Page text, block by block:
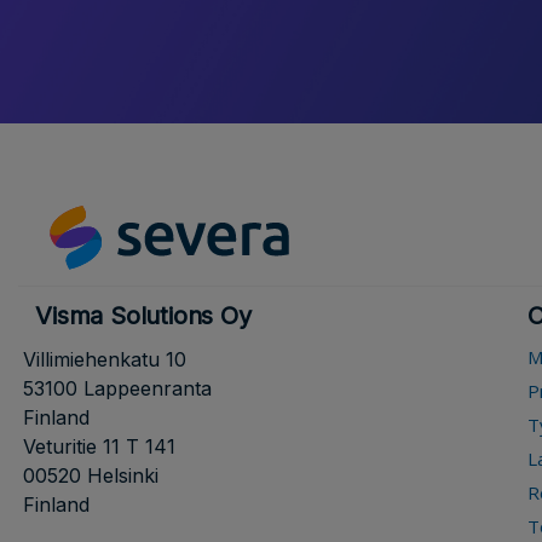
Visma Solutions Oy
Villimiehenkatu 10
53100 Lappeenranta
Finland
Veturitie 11 T 141
00520 Helsinki
Finland